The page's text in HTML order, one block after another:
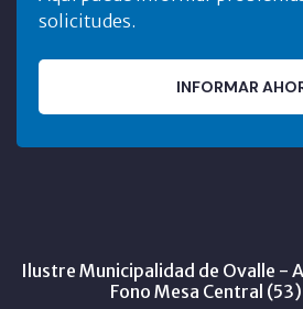
solicitudes.
INFORMAR
Ilustre Municipalidad de Ovalle -
Fono Mesa Central